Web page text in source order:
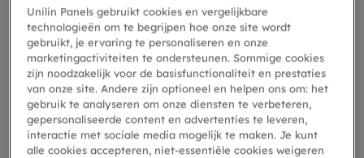
Unilin Panels gebruikt cookies en vergelijkbare
technologieën om te begrijpen hoe onze site wordt
gebruikt, je ervaring te personaliseren en onze
marketingactiviteiten te ondersteunen. Sommige cookies
zijn noodzakelijk voor de basisfunctionaliteit en prestaties
van onze site. Andere zijn optioneel en helpen ons om: het
gebruik te analyseren om onze diensten te verbeteren,
gepersonaliseerde content en advertenties te leveren,
interactie met sociale media mogelijk te maken. Je kunt
alle cookies accepteren, niet-essentiële cookies weigeren